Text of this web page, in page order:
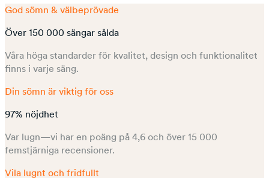
God sömn & välbeprövade
Över 150 000 sängar sålda
Våra höga standarder för kvalitet, design och funktionalitet
finns i varje säng.
Din sömn är viktig för oss
97% nöjdhet
Var lugn—vi har en poäng på 4,6 och över 15 000
femstjärniga recensioner.
Vila lugnt och fridfullt